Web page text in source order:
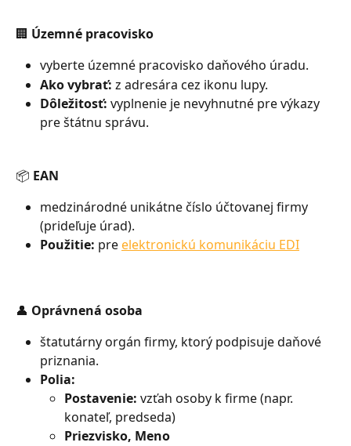
🏢 Územné pracovisko
vyberte územné pracovisko daňového úradu.
Ako vybrať: z adresára cez ikonu lupy.
Dôležitosť: vyplnenie je nevyhnutné pre výkazy
pre štátnu správu.
📦 EAN
medzinárodné unikátne číslo účtovanej firmy
(prideľuje úrad).
Použitie: pre elektronickú komunikáciu EDI
👤 Oprávnená osoba
štatutárny orgán firmy, ktorý podpisuje daňové
priznania.
Polia:
Postavenie: vzťah osoby k firme (napr.
konateľ, predseda)
Priezvisko, Meno